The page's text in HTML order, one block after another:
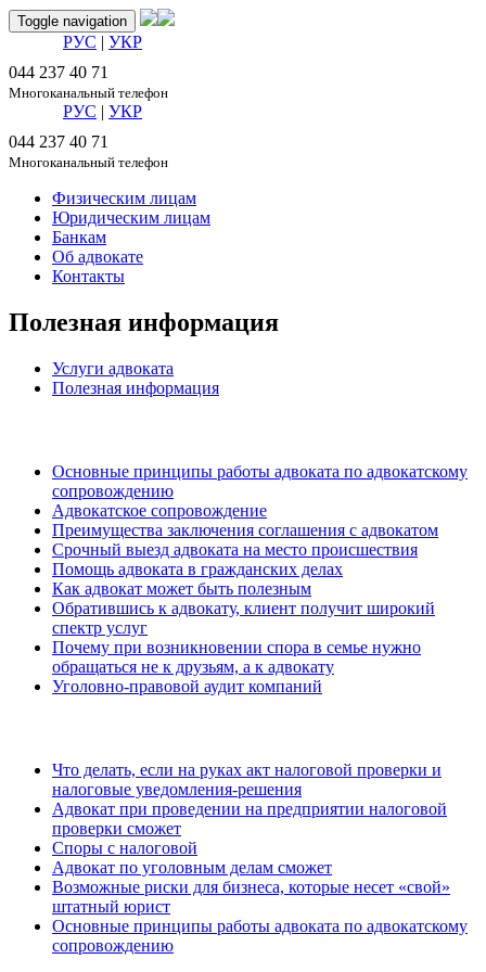
Toggle navigation
РУС | УКР
044 237 40 71
Многоканальный телефон
РУС | УКР
044 237 40 71
Многоканальный телефон
Физическим лицам
Юридическим лицам
Банкам
Об адвокате
Контакты
Полезная информация
Услуги адвоката
Полезная информация
Основные принципы работы адвоката по адвокатскому
сопровождению
Адвокатское сопровождение
Преимущества заключения соглашения с адвокатом
Срочный выезд адвоката на место происшествия
Помощь адвоката в гражданских делах
Как адвокат может быть полезным
Обратившись к адвокату, клиент получит широкий
спектр услуг
Почему при возникновении спора в семье нужно
обращаться не к друзьям, а к адвокату
Уголовно-правовой аудит компаний
Что делать, если на руках акт налоговой проверки и
налоговые уведомления-решения
Адвокат при проведении на предприятии налоговой
проверки сможет
Споры с налоговой
Адвокат по уголовным делам сможет
Возможные риски для бизнеса, которые несет «свой»
штатный юрист
Основные принципы работы адвоката по адвокатскому
сопровождению